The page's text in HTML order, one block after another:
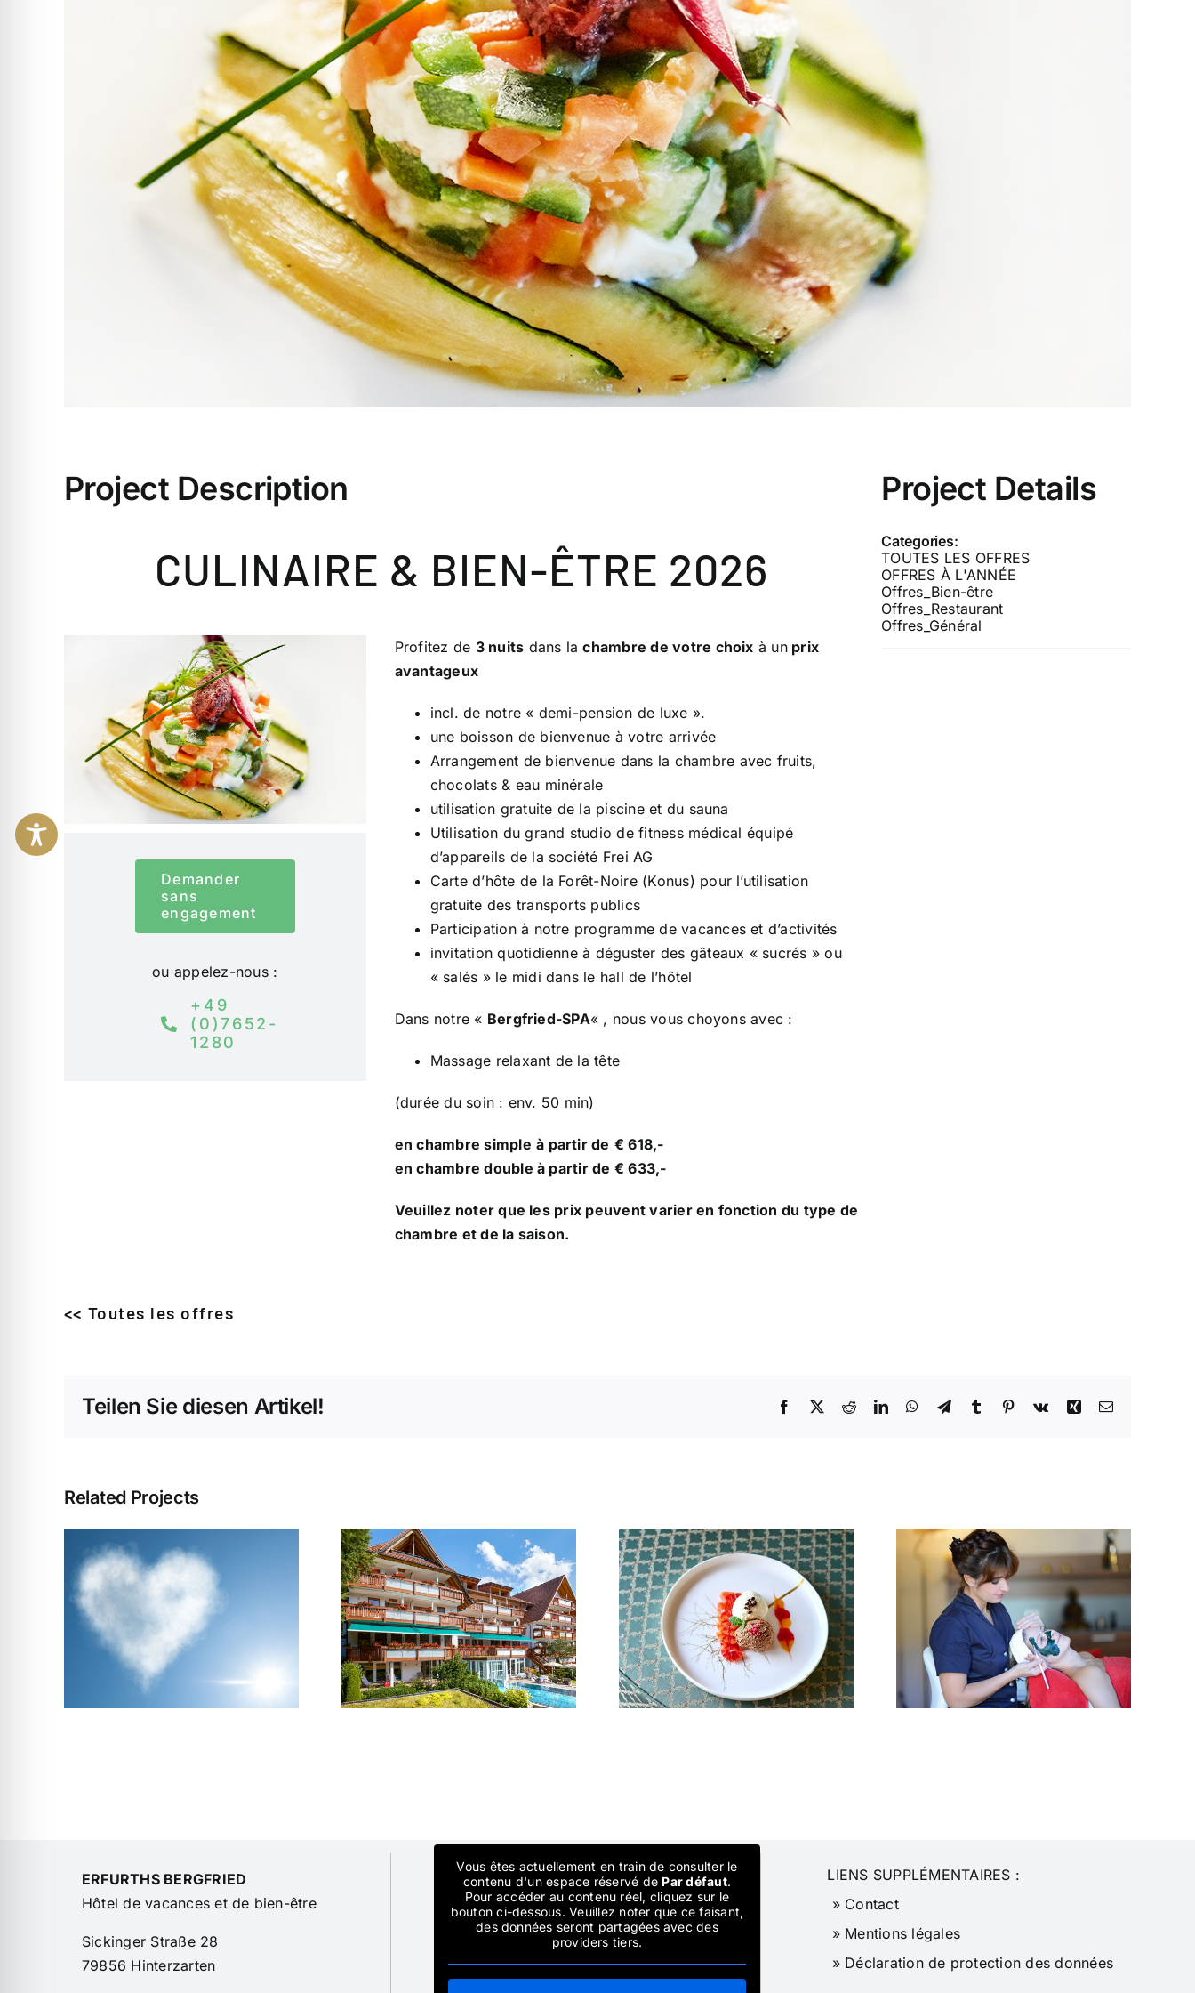
Project Description
CULINAIRE & BIEN-ÊTRE 2026
Demander
sans
engagement
ou appelez-nous :
+49
(0)7652-
1280
Profitez de 3 nuits dans lachambre de votre choix à unprix
avantageux
incl. de notre « demi-pension de luxe ».
une boisson de bienvenue à votre arrivée
Arrangement de bienvenue dans la chambre avec fruits,
chocolats & eau minérale
utilisation gratuite de la piscine et du sauna
Utilisation du grand studio de fitness médical équipé
d’appareils de la société Frei AG
Carte d’hôte de la Forêt-Noire (Konus) pour l’utilisation
gratuite des transports publics
Participation à notre programme de vacances et d’activités
invitation quotidienne à déguster des gâteaux « sucrés » ou
« salés » le midi dans le hall de l’hôtel
Dans notre « Bergfried-SPA« , nous vous choyons avec :
Massage relaxant de la tête
(durée du soin : env. 50 min)
en chambre simple à partir de € 618,-
en chambre double à partir de € 633,-
Veuillez noter que les prix peuvent varier en fonction du type de
chambre et de la saison.
<< Toutes les offres
Project Details
Categories:
TOUTES LES OFFRES
OFFRES À L'ANNÉE
Offres_Bien-être
Offres_Restaurant
Offres_Général
Teilen Sie diesen Artikel! Facebook
X RedditLinkedInWhatsApp
TelegramTumblr Pinterest
Vk Xing Email
Related Projects
Donjon à connaître
& à redécouvrir
2026
Week-end détente
Journées de
détente 2026
ERFURTHS BERGFRIED
Hôtel de vacances et de bien-être
Sickinger Straße 28
79856 Hinterzarten
Vous êtes actuellement en train de consulter le
contenu d'un espace réservé de Par défaut.
Pour accéder au contenu réel, cliquez sur le
bouton ci-dessous. Veuillez noter que ce faisant,
des données seront partagées avec des
providers tiers.
LIENS SUPPLÉMENTAIRES :
» Contact
» Mentions légales
» Déclaration de protection des données